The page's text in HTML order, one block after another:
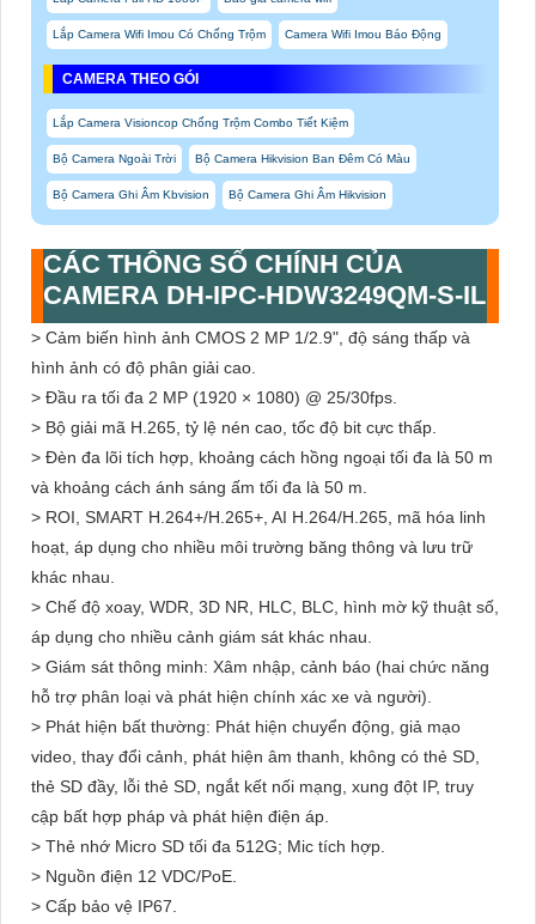
Lắp Camera Wifi Imou Có Chống Trộm Camera Wifi Imou Báo Động
CAMERA THEO GÓI
Lắp Camera Visioncop Chống Trộm Combo Tiết Kiệm
Bộ Camera Ngoài Trời Bộ Camera Hikvision Ban Đêm Có Màu
Bộ Camera Ghi Âm Kbvision Bộ Camera Ghi Âm Hikvision
CÁC THÔNG SỐ CHÍNH CỦA
CAMERA DH-IPC-HDW3249QM-S-IL
> Cảm biến hình ảnh CMOS 2 MP 1/2.9", độ sáng thấp và
hình ảnh có độ phân giải cao.
> Đầu ra tối đa 2 MP (1920 × 1080) @ 25/30fps.
> Bộ giải mã H.265, tỷ lệ nén cao, tốc độ bit cực thấp.
> Đèn đa lõi tích hợp, khoảng cách hồng ngoại tối đa là 50 m
và khoảng cách ánh sáng ấm tối đa là 50 m.
> ROI, SMART H.264+/H.265+, AI H.264/H.265, mã hóa linh
hoạt, áp dụng cho nhiều môi trường băng thông và lưu trữ
khác nhau.
> Chế độ xoay, WDR, 3D NR, HLC, BLC, hình mờ kỹ thuật số,
áp dụng cho nhiều cảnh giám sát khác nhau.
> Giám sát thông minh: Xâm nhập, cảnh báo (hai chức năng
hỗ trợ phân loại và phát hiện chính xác xe và người).
> Phát hiện bất thường: Phát hiện chuyển động, giả mạo
video, thay đổi cảnh, phát hiện âm thanh, không có thẻ SD,
thẻ SD đầy, lỗi thẻ SD, ngắt kết nối mạng, xung đột IP, truy
cập bất hợp pháp và phát hiện điện áp.
> Thẻ nhớ Micro SD tối đa 512G; Mic tích hợp.
> Nguồn điện 12 VDC/PoE.
> Cấp bảo vệ IP67.